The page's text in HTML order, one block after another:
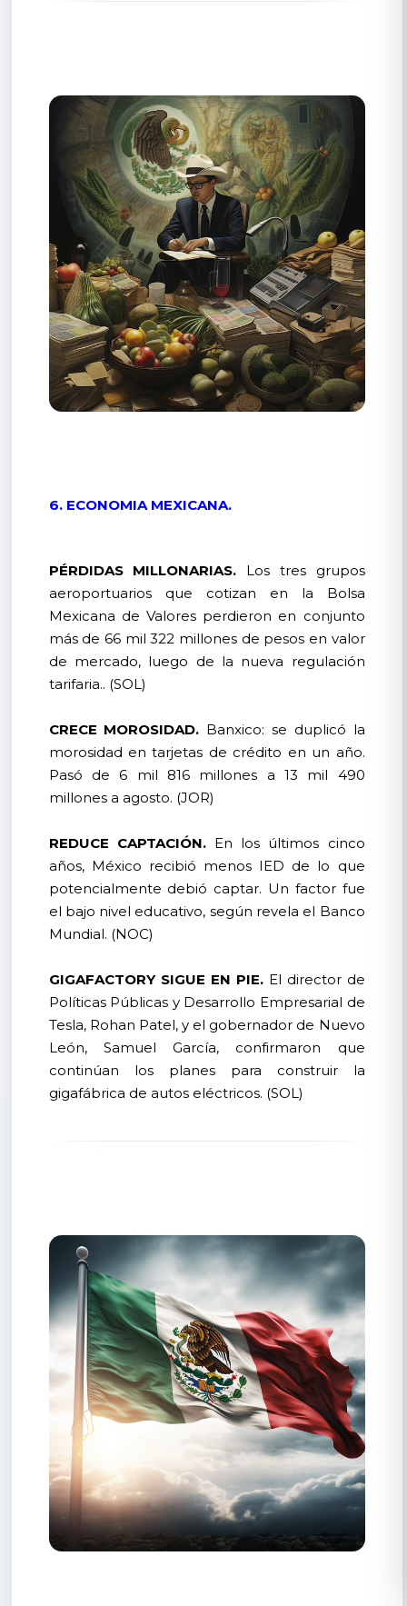
6. ECONOMIA MEXICANA.
PÉRDIDAS MILLONARIAS. Los tres grupos
aeroportuarios que cotizan en la Bolsa
Mexicana de Valores perdieron en conjunto
más de 66 mil 322 millones de pesos en valor
de mercado, luego de la nueva regulación
tarifaria.. (SOL)
CRECE MOROSIDAD. Banxico: se duplicó la
morosidad en tarjetas de crédito en un año.
Pasó de 6 mil 816 millones a 13 mil 490
millones a agosto. (JOR)
REDUCE CAPTACIÓN.En los últimos cinco
años, México recibió menos IED de lo que
potencialmente debió captar. Un factor fue
el bajo nivel educativo, según revela el Banco
Mundial. (NOC)
GIGAFACTORY SIGUE EN PIE.El director de
Políticas Públicas y Desarrollo Empresarial de
Tesla, Rohan Patel, y el gobernador de Nuevo
León, Samuel García, confirmaron que
continúan los planes para construir la
gigafábrica de autos eléctricos. (SOL)